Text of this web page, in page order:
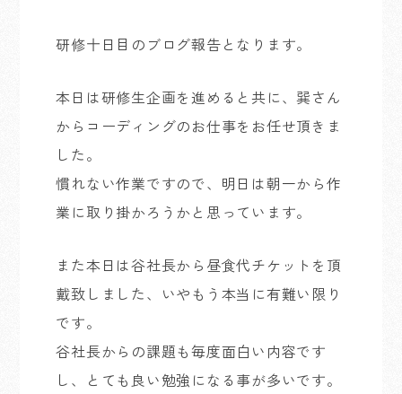
研修十日目のブログ報告となります。
本日は研修生企画を進めると共に、巽さん
からコーディングのお仕事をお任せ頂きま
した。
慣れない作業ですので、明日は朝一から作
業に取り掛かろうかと思っています。
また本日は谷社長から昼食代チケットを頂
戴致しました、いやもう本当に有難い限り
です。
谷社長からの課題も毎度面白い内容です
し、とても良い勉強になる事が多いです。